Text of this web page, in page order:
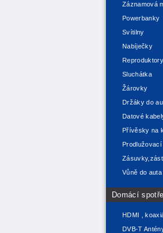
Záznamová
Powerbanky
Svítilny
Nabíječky
Reproduktory
Sluchátka
Žárovky
Držáky do
Datové
Přívěsky na
Vůně do auta
Domácí
HDMI ,
DVB-T